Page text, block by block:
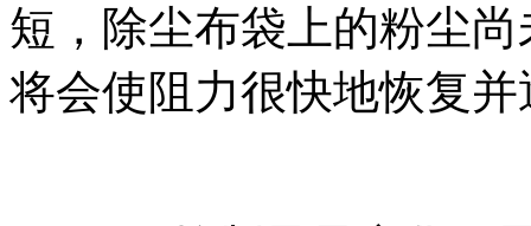
短，除尘布袋上的粉尘
将会使阻力很快地恢复